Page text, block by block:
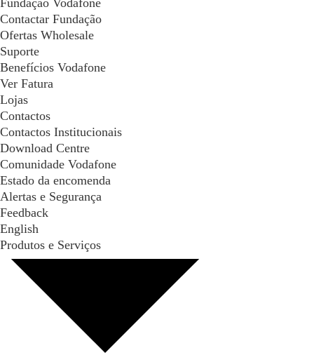
Fundação Vodafone
Contactar Fundação
Ofertas Wholesale
Suporte
Benefícios Vodafone
Ver Fatura
Lojas
Contactos
Contactos Institucionais
Download Centre
Comunidade Vodafone
Estado da encomenda
Alertas e Segurança
Feedback
English
Produtos e Serviços